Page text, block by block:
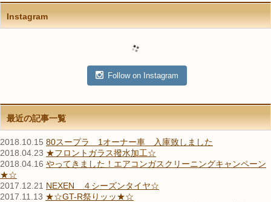
Instagram
Follow on Instagram
最近の記事一覧
2018.10.15 80スープラ 1オーナー車 入庫致しました
2018.04.23 ★フロントガラス撥水加工☆
2018.04.16 やってきました！エアコンガスクリーニングキャンペーン
★☆
2017.12.21 NEXEN ４シーズンタイヤ☆
2017.11.13 ★☆GT-R祭りッッ★☆